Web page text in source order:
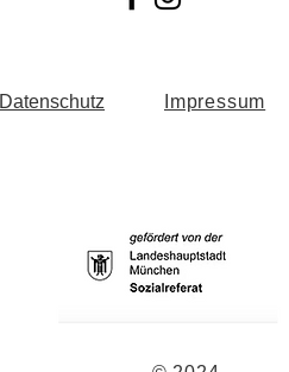
Datenschutz Impressum